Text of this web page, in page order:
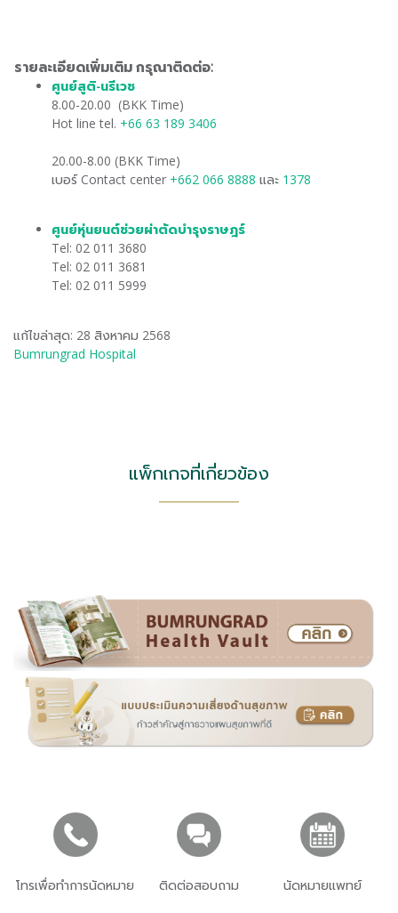
รายละเอียดเพิ่มเติม กรุณาติดต่อ:
ศูนย์สูติ-นรีเวช
8.00-20.00 (BKK Time)
Hot line tel. +66 63 189 3406
20.00-8.00 (BKK Time)
เบอร์ Contact center +662 066 8888 และ 1378
ศูนย์หุ่นยนต์ช่วยผ่าตัดบำรุงราษฎร์
Tel: 02 011 3680
Tel: 02 011 3681
Tel: 02 011 5999
แก้ไขล่าสุด: 28 สิงหาคม 2568
Bumrungrad Hospital
แพ็กเกจที่เกี่ยวข้อง
โทรเพื่อทำการนัดหมาย ติดต่อสอบถาม นัดหมายแพทย์